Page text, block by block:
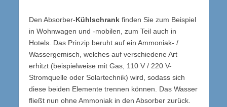
Den Absorber-Kühlschrankfinden Sie zum Beispiel
in Wohnwagen und -mobilen, zum Teil auch in
Hotels. Das Prinzip beruht auf ein Ammoniak- /
Wassergemisch, welches auf verschiedene Art
erhitzt (beispielweise mit Gas, 110 V / 220 V-
Stromquelle oder Solartechnik) wird, sodass sich
diese beiden Elemente trennen können. Das Wasser
fließt nun ohne Ammoniak in den Absorber zurück.